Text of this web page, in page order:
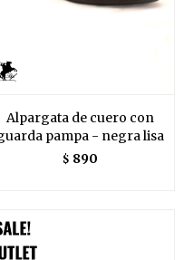
Alpargata de cuero con
pampa - negra lisa
$ 890